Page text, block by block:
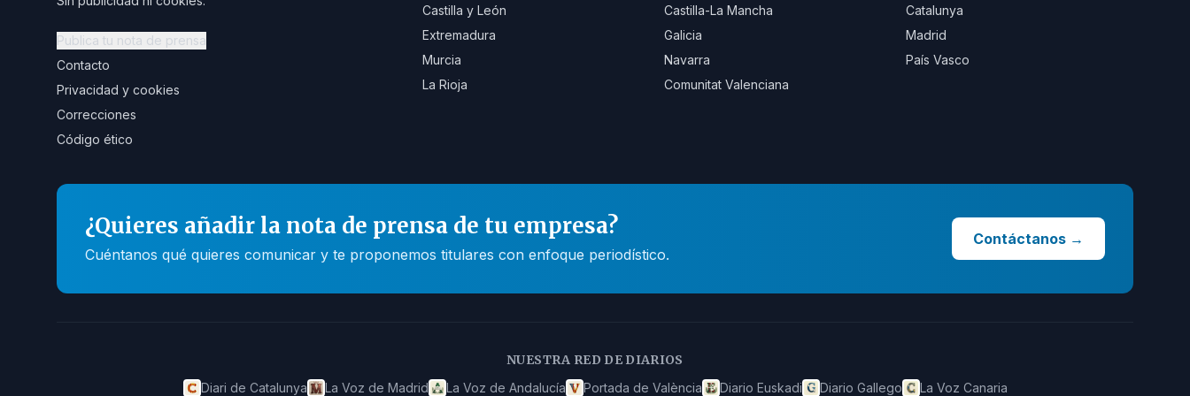
Publica tu nota de prensa
Contacto
Privacidad y cookies
Correcciones
Código ético
Castilla y León
Castilla-La Mancha
Catalunya
Extremadura
Galicia
Madrid
Murcia
Navarra
País Vasco
La Rioja
Comunitat Valenciana
¿Quieres añadir la nota de prensa de tu empresa?
Cuéntanos qué quieres comunicar y te proponemos titulares con enfoque periodístico.
Contáctanos →
NUESTRA RED DE DIARIOS
Diari de Catalunya La Voz de Madrid La Voz de Andalucía Portada de València Diario Euskadi Diario Gallego La Voz Canaria